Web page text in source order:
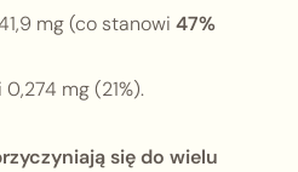
mg (co stanowi 47%
mg (21%).
się do wielu